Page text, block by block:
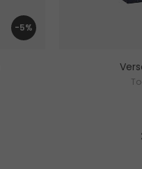
-5%